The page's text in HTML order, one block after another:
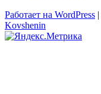
Работает на WordPress |
Kovshenin